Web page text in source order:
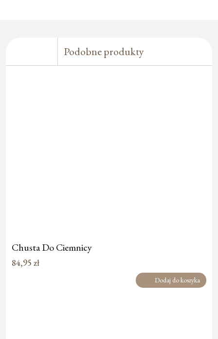
Podobne produkty
Chusta Do Ciemnicy
84,95 zł
Dodaj do koszyka